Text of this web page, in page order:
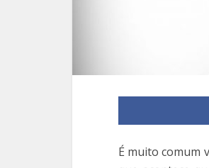
É muito comum